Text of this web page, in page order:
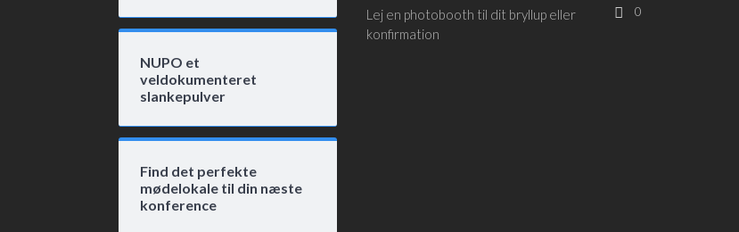
NUPO et
veldokumenteret
slankepulver
Find det perfekte
mødelokale til din næste
konference
Lej en photobooth til dit bryllup eller
konfirmation
0